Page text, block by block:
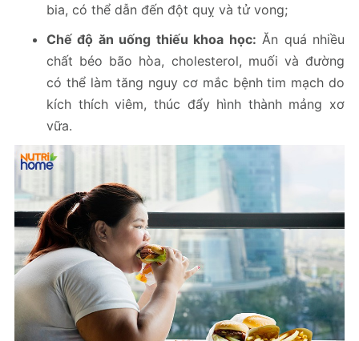
bia, có thể dẫn đến đột quỵ và tử vong;
Chế độ ăn uống thiếu khoa học: Ăn quá nhiều
chất béo bão hòa, cholesterol, muối và đường
có thể làm tăng nguy cơ mắc bệnh tim mạch do
kích thích viêm, thúc đẩy hình thành mảng xơ
vữa.